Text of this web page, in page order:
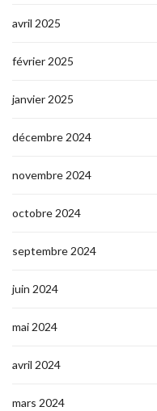
avril 2025
février 2025
janvier 2025
décembre 2024
novembre 2024
octobre 2024
septembre 2024
juin 2024
mai 2024
avril 2024
mars 2024